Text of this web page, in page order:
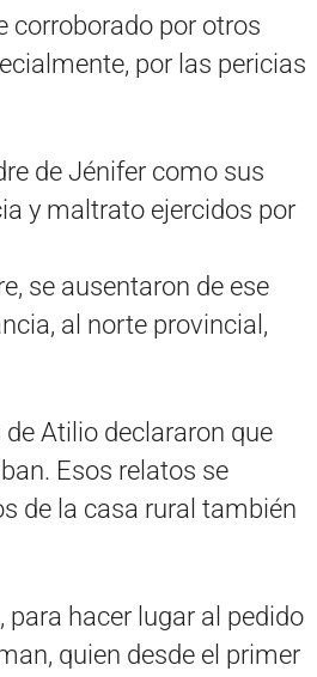
corroborado por otros
por las pericias
de Jénifer como sus
y maltrato ejercidos por
se ausentaron de ese
al norte provincial,
Atilio declararon que
Esos relatos se
de la casa rural también
hacer lugar al pedido
quien desde el primer